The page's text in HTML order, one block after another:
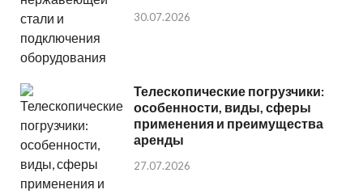
30.07.2026
Телескопические погрузчики:
особенности, виды, сферы
применения и преимущества
аренды
27.07.2026